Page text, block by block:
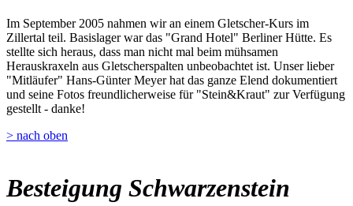
Im September 2005 nahmen wir an einem Gletscher-Kurs im
Zillertal teil. Basislager war das "Grand Hotel" Berliner Hütte. Es
stellte sich heraus, dass man nicht mal beim mühsamen
Herauskraxeln aus Gletscherspalten unbeobachtet ist. Unser lieber
"Mitläufer" Hans-Günter Meyer hat das ganze Elend dokumentiert
und seine Fotos freundlicherweise für "Stein&Kraut" zur Verfügung
gestellt - danke!
> nach oben
Besteigung Schwarzenstein